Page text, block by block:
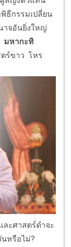
ธีกรรมเปลี่ยน
าจอันยิ่งใหญ่
มหากะทิ
ร์ขาว โหร
ะศาสตร์ดำจะ
นหรือไม่?